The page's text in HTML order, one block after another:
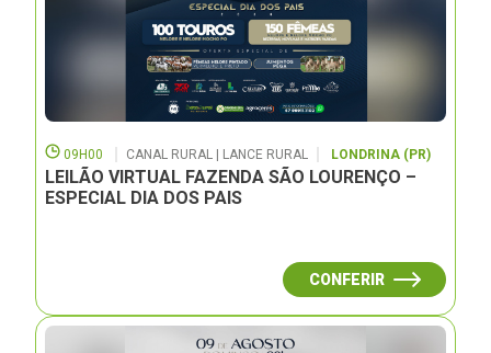
09H00 CANAL RURAL | LANCE RURAL LONDRINA (PR)
LEILÃO VIRTUAL FAZENDA SÃO LOURENÇO –
ESPECIAL DIA DOS PAIS
CONFERIR